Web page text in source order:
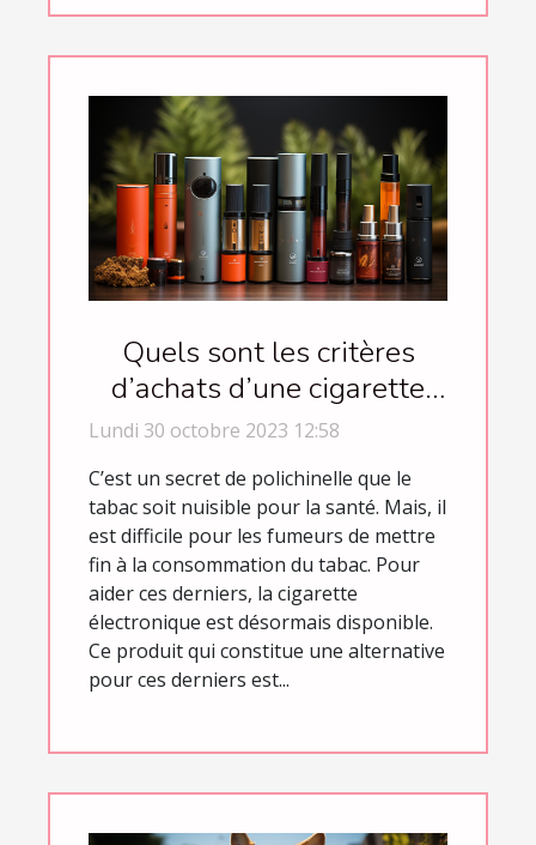
Quels sont les critères
d’achats d’une cigarette
électronique ?
Lundi 30 octobre 2023 12:58
C’est un secret de polichinelle que le
tabac soit nuisible pour la santé. Mais, il
est difficile pour les fumeurs de mettre
fin à la consommation du tabac. Pour
aider ces derniers, la cigarette
électronique est désormais disponible.
Ce produit qui constitue une alternative
pour ces derniers est...